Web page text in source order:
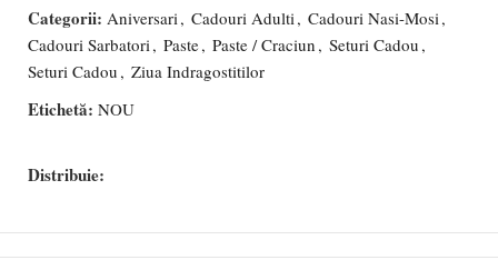
Categorii: Aniversari, Cadouri Adulti, Cadouri Nasi-Mosi,
Cadouri Sarbatori, Paste, Paste / Craciun , Seturi Cadou ,
Seturi Cadou , Ziua Indragostitilor
Etichetă: NOU
Distribuie: